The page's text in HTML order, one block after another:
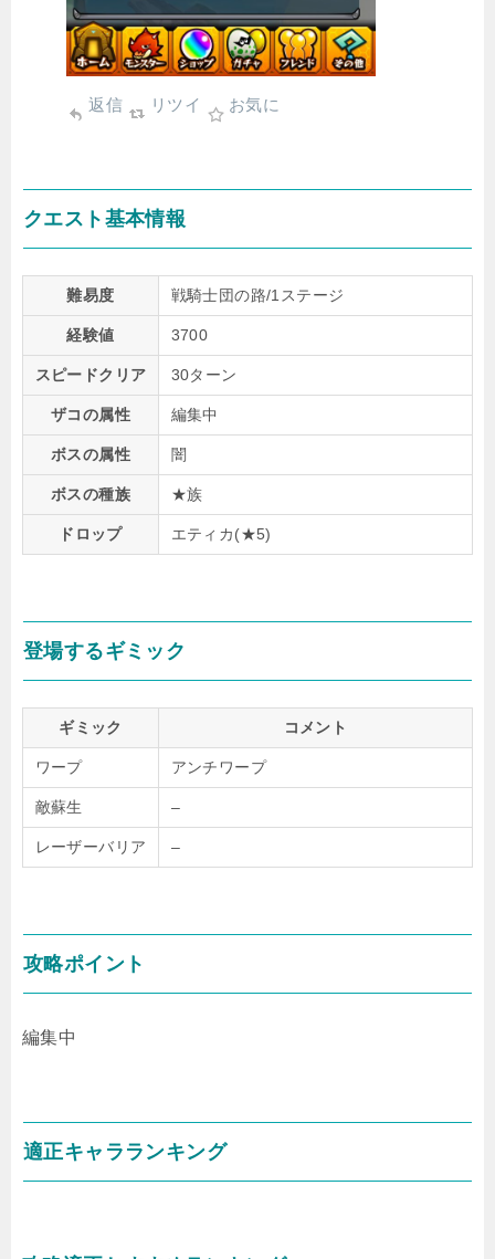
返信 リツイ お気に
クエスト基本情報
難易度 戦騎士団の路/1ステージ
経験値 3700
スピードクリア 30ターン
ザコの属性 編集中
ボスの属性 闇
ボスの種族 ★族
ドロップ エティカ(★5)
登場するギミック
ギミック コメント
ワープ アンチワープ
敵蘇生 –
レーザーバリア –
攻略ポイント
編集中
適正キャラランキング